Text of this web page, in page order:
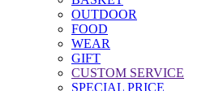
OUTDOOR
FOOD
WEAR
GIFT
CUSTOM SERVICE
SPECIAL PRICE